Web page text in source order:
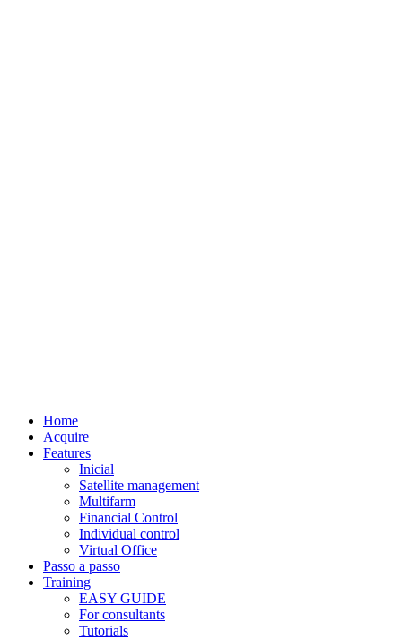
Home
Acquire
Features
Inicial
Satellite management
Multifarm
Financial Control
Individual control
Virtual Office
Passo a passo
Training
EASY GUIDE
For consultants
Tutorials